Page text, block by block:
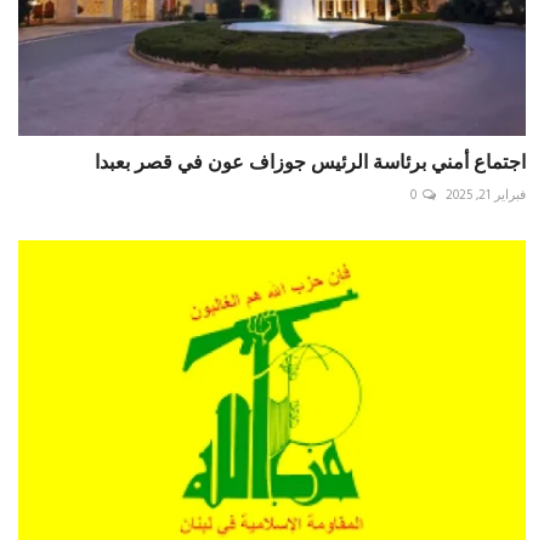
اجتماع أمني برئاسة الرئيس جوزاف عون في قصر بعبدا
فبراير 21, 2025 0